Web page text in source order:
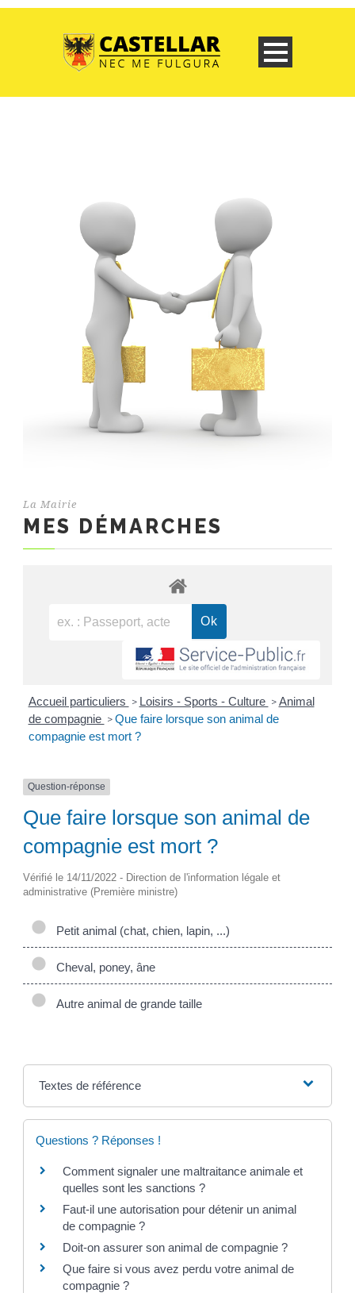
La Mairie
MES DÉMARCHES
Accueil particuliers > Loisirs - Sports - Culture > Animal
de compagnie > Que faire lorsque son animal de
compagnie est mort ?
Question-réponse
Que faire lorsque son animal de
compagnie est mort ?
Vérifié le 14/11/2022 - Direction de l'information légale et
administrative (Première ministre)
Petit animal (chat, chien, lapin, ...)
Cheval, poney, âne
Autre animal de grande taille
Textes de référence
Questions ? Réponses !
Comment signaler une maltraitance animale et
quelles sont les sanctions ?
Faut-il une autorisation pour détenir un animal
de compagnie ?
Doit-on assurer son animal de compagnie ?
Que faire si vous avez perdu votre animal de
compagnie ?